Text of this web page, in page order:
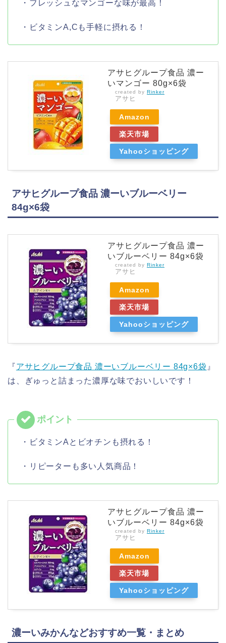
・フレッシュなマンゴーな味が最高！
・ビタミンA,Cも手軽に摂れる！
アサヒグループ食品 濃ー
いマンゴー 80g×6袋
created by Rinker
アサヒ
Amazon
楽天市場
Yahooショッピング
アサヒグループ食品 濃ーいブルーベリー
84g×6袋
アサヒグループ食品 濃ー
いブルーベリー 84g×6袋
created by Rinker
アサヒ
Amazon
楽天市場
Yahooショッピング
『アサヒグループ食品 濃ーいブルーベリー 84g×6袋 』
は、ぎゅっと詰まった濃厚な味でおいしいです！
・ビタミンAとビオチンも摂れる！
・リピーターも多い人気商品！
アサヒグループ食品 濃ー
いブルーベリー 84g×6袋
created by Rinker
アサヒ
Amazon
楽天市場
Yahooショッピング
濃ーいみかんなどおすすめ一覧・まとめ